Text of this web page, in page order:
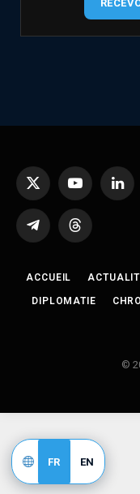
X
YouTube
TelegramThreads
ACCUEIL
DIPLOMATIE
©
FR EN